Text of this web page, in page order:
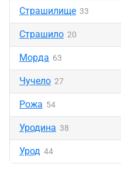
Страшилище 33
Страшило 20
Морда 63
Чучело 27
Рожа 54
Уродина 38
Урод 44